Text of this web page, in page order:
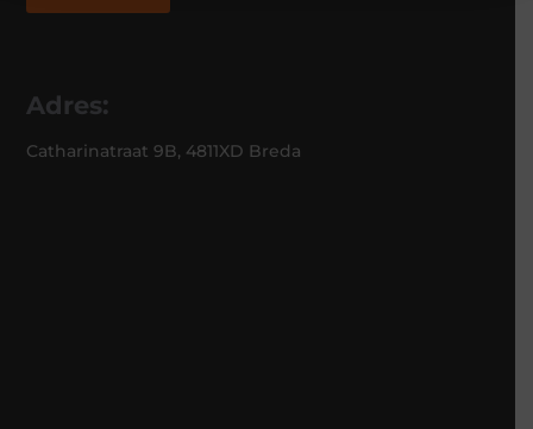
Adres:
Catharinatraat 9B, 4811XD Breda